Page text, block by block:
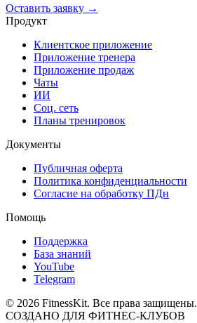
Оставить заявку →
Продукт
Клиентское приложение
Приложение тренера
Приложение продаж
Чаты
ИИ
Соц. сеть
Планы тренировок
Документы
Публичная оферта
Политика конфиденциальности
Согласие на обработку ПДн
Помощь
Поддержка
База знаний
YouTube
Telegram
© 2026 FitnessKit. Все права защищены.
СОЗДАНО ДЛЯ ФИТНЕС-КЛУБОВ